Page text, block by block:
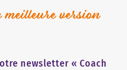
version
newsletter « Coach